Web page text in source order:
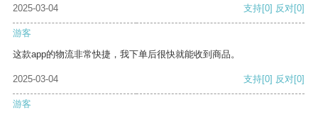
2025-03-04 支持[0] 反对[0]
游客
这款app的物流非常快捷，我下单后很快就能收到商品。
2025-03-04 支持[0] 反对[0]
游客